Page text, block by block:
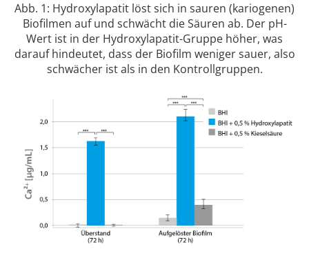
Abb. 1: Hydroxylapatit löst sich in sauren (kariogenen)
Biofilmen auf und schwächt die Säuren ab. Der pH-
Wert ist in der Hydroxylapatit-Gruppe höher, was
darauf hindeutet, dass der Biofilm weniger sauer, also
schwächer ist als in den Kontrollgruppen.